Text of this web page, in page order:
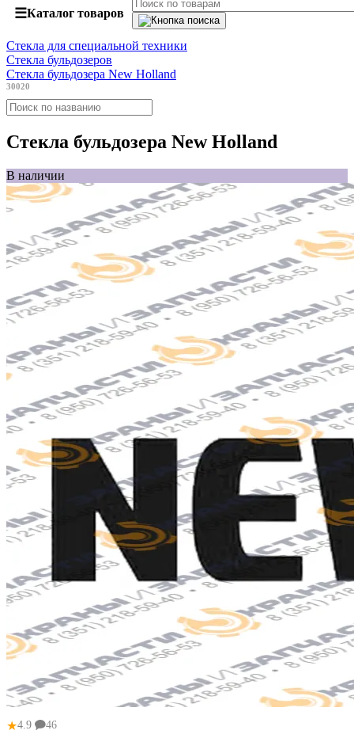
☰Каталог товаров
Стекла для специальной техники
Стекла бульдозеров
Стекла бульдозера New Holland
30020
Стекла бульдозера New Holland
В наличии
★4.9 46